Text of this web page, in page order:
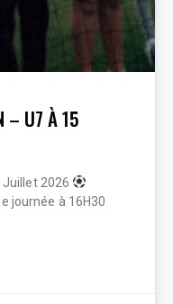
– U7 À 15
Juillet 2026
journée à 16H30